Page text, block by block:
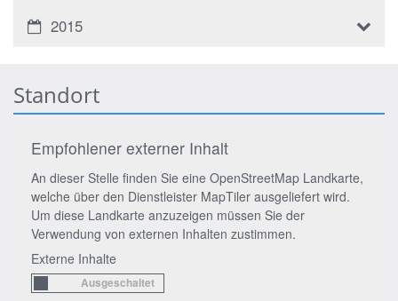
2015
Standort
Empfohlener externer Inhalt
An dieser Stelle finden Sie eine OpenStreetMap Landkarte,
welche über den Dienstleister MapTiler ausgeliefert wird.
Um diese Landkarte anzuzeigen müssen Sie der
Verwendung von externen Inhalten zustimmen.
Externe Inhalte